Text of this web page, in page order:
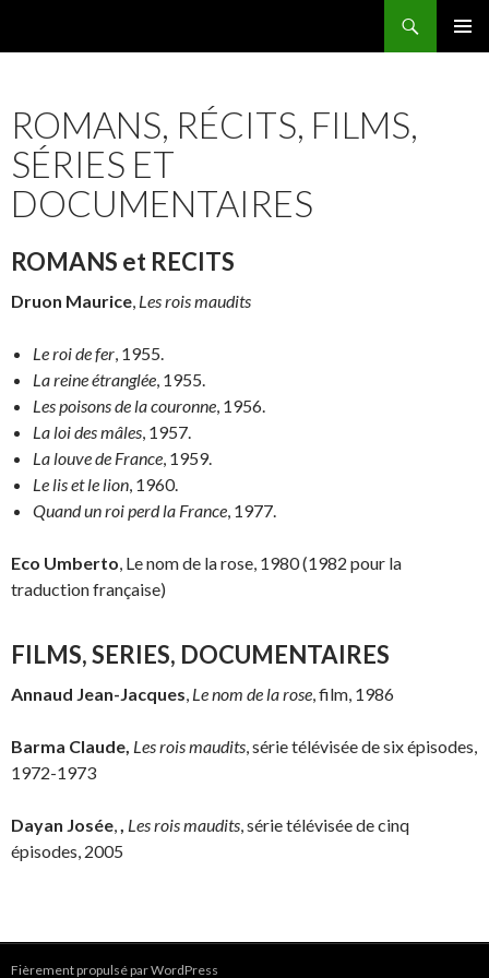
ROMANS, RÉCITS, FILMS,
SÉRIES ET
DOCUMENTAIRES
ROMANS et RECITS
Druon Maurice, Les rois maudits
Le roi de fer, 1955.
La reine étranglée, 1955.
Les poisons de la couronne, 1956.
La loi des mâles, 1957.
La louve de France, 1959.
Le lis et le lion, 1960.
Quand un roi perd la France, 1977.
Eco Umberto, Le nom de la rose, 1980 (1982 pour la
traduction française)
FILMS, SERIES, DOCUMENTAIRES
Annaud Jean-Jacques, Le nom de la rose, film, 1986
Barma Claude, Les rois maudits, série télévisée de six épisodes,
1972-1973
Dayan Josée,, Les rois maudits, série télévisée de cinq
épisodes, 2005
Fièrement propulsé par WordPress